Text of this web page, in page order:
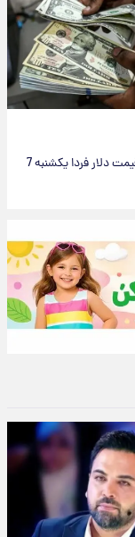
پیش‌بینی قیمت دلار فردا یکشنبه 7